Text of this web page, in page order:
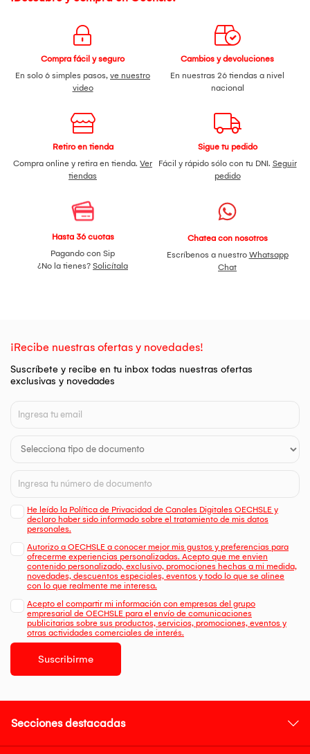
Compra fácil y seguro
En solo 6 simples pasos, ve nuestro
video
Cambios y devoluciones
En nuestras 26 tiendas a nivel
nacional
Retiro en tienda
Compra online y retira en tienda. Ver
tiendas
Sigue tu pedido
Fácil y rápido sólo con tu DNI. Seguir
pedido
Hasta 36 cuotas
Pagando con Sip
¿No la tienes? Solicítala
Chatea con nosotros
Escríbenos a nuestro Whatsapp
Chat
¡Recibe nuestras ofertas y novedades!
Suscríbete y recibe en tu inbox todas nuestras ofertas
exclusivas y novedades
He leído la Política de Privacidad de Canales Digitales OECHSLE y
declaro haber sido informado sobre el tratamiento de mis datos
personales.
Autorizo a OECHSLE a conocer mejor mis gustos y preferencias para
ofrecerme experiencias personalizadas. Acepto que me envien
contenido personalizado, exclusivo, promociones hechas a mi medida,
novedades, descuentos especiales, eventos y todo lo que se alinee
con lo que realmente me interesa.
Acepto el compartir mi información con empresas del grupo
empresarial de OECHSLE para el envío de comunicaciones
publicitarias sobre sus productos, servicios, promociones, eventos y
otras actividades comerciales de interés.
Suscribirme
Secciones destacadas